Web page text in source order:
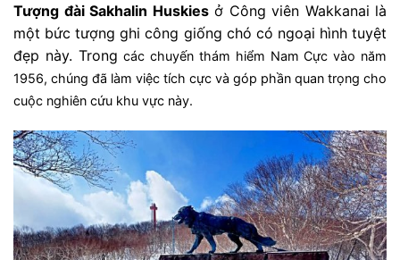
Tượng đài Sakhalin Huskiesở Công viên Wakkanai là
một bức tượng ghi công giống chó có ngoại hình tuyệt
đẹp này. Trongcác chuyến thám hiểm Nam Cực vào năm
1956, chúng đã làm việc tích cực và góp phần quan trọng cho
cuộc nghiên cứu khu vực này.